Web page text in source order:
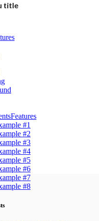
title
Features
#1
#2
#3
#4
#5
#6
#7
#8